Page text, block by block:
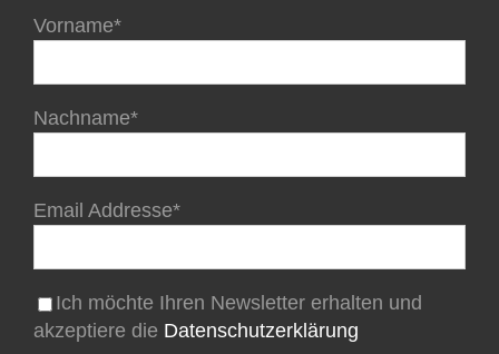
Vorname*
Nachname*
Email Addresse*
Ich möchte Ihren Newsletter erhalten und
akzeptiere die Datenschutzerklärung